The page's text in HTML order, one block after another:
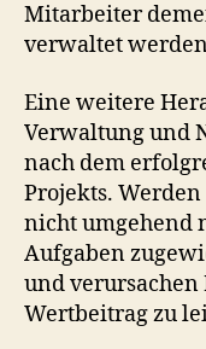
Mitarbeiter
verwaltet
Eine weitere
Verwaltung und
nach dem
Projekts.
nicht umgehend
Aufgaben
und verursachen
Wertbeitrag zu